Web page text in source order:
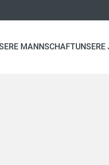
MANNSCHAFTUNSERE